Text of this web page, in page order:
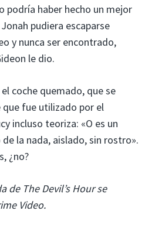
podría haber hecho un mejor
pudiera escaparse
y nunca ser encontrado,
le dio.
coche quemado, que se
fue utilizado por el
incluso teoriza: «O es un
la nada, aislado, sin rostro».
¿no?
de The Devil’s Hour se
Video.